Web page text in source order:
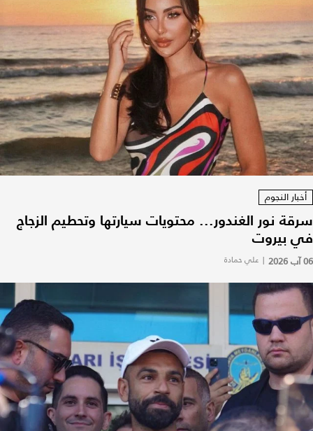
أخبار النجوم
سرقة نور الغندور... محتويات سيارتها وتحطيم الزجاج
في بيروت
06 آب 2026 | علي حمادة